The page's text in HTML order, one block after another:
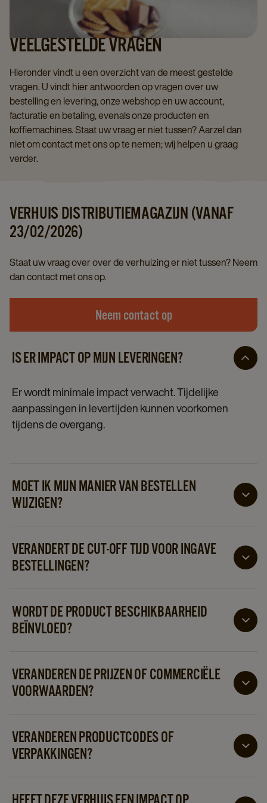
VEELGESTELDE VRAGEN
Hieronder vindt u een overzicht van de meest gestelde
vragen. U vindt hier antwoorden op vragen over uw
bestelling en levering, onze webshop en uw account,
facturatie en betaling, evenals onze producten en
koffiemachines. Staat uw vraag er niet tussen? Aarzel dan
niet om contact met ons op te nemen; wij helpen u graag
verder.
VERHUIS DISTRIBUTIEMAGAZIJN (VANAF
23/02/2026)
Staat uw vraag over over de verhuizing er niet tussen? Neem
dan contact met ons op.
Neem contact op
IS ER IMPACT OP MIJN LEVERINGEN?
Er wordt minimale impact verwacht. Tijdelijke
aanpassingen in levertijden kunnen voorkomen
tijdens de overgang.
MOET IK MIJN MANIER VAN BESTELLEN
WIJZIGEN?
VERANDERT DE CUT-OFF TIJD VOOR INGAVE
BESTELLINGEN?
leveringen
WORDT DE PRODUCT BESCHIKBAARHEID
BEÏNVLOED?
de bevoorrading te garanderen.
VERANDEREN DE PRIJZEN OF COMMERCIËLE
VOORWAARDEN?
VERANDEREN PRODUCTCODES OF
VERPAKKINGEN?
barcodes of verpakkingen.
HEEFT DEZE VERHUIS EEN IMPACT OP